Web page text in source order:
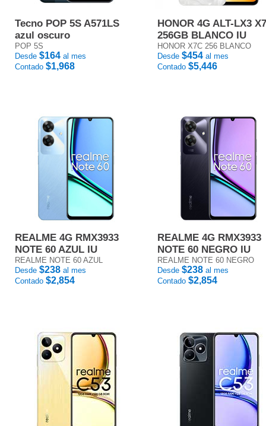
Tecno POP 5S A571LS
azul oscuro
POP 5S
Desde $164 al mes
Contado $1,968
HONOR 4G ALT-LX3
256GB BLANCO IU
HONOR X7C 256 BLANCO
Desde $454 al mes
Contado $5,446
REALME 4G RMX3933
NOTE 60 AZUL IU
REALME NOTE 60 AZUL
Desde $238 al mes
Contado $2,854
REALME 4G RMX3933
NOTE 60 NEGRO IU
REALME NOTE 60 NEGRO
Desde $238 al mes
Contado $2,854